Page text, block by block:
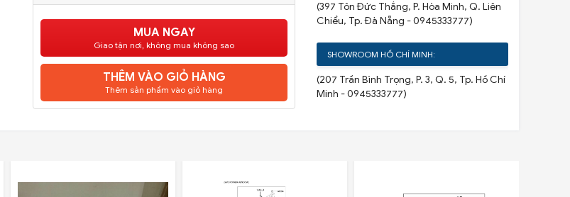
MUA NGAY
Giao tận nơi, không mua không sao
THÊM VÀO GIỎ HÀNG
Thêm sản phẩm vào giỏ hàng
(397 Tôn Đức Thắng, P. Hòa Minh, Q. Liên
Chiểu, Tp. Đà Nẵng - 0945333777)
SHOWROOM HỒ CHÍ MINH:
(207 Trần Bình Trọng, P. 3, Q. 5, Tp. Hồ Chí
Minh - 0945333777)